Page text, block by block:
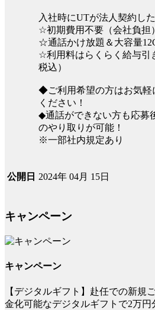
入社時にUTが法人契約し
☆初期費用不要（会社負担）
☆通話かけ放題＆大容量
☆利用料はらくらく給与引
税込）
◆ご利用希望の方はお気軽
ください！
◆通話ができない方も応募
のやり取りが可能！
※一部社内規定あり
公開日 2024年 04月 15日
キャンペーン
キャンペーン
【デジタルギフト】赴任での新規
金化可能なデジタルギフトで2万円